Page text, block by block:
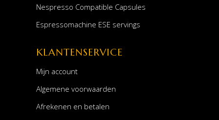
Nespresso Compatible Capsules
Espressomachine ESE servings
KLANTENSERVICE
Mijn account
Algemene voorwaarden
Afrekenen en betalen